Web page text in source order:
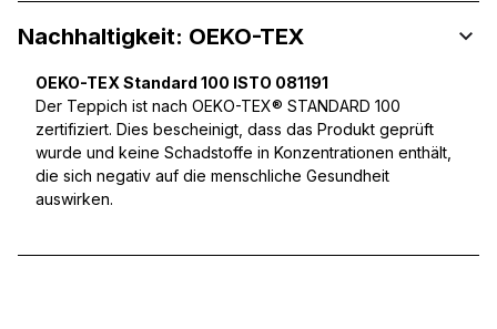
Nachhaltigkeit: OEKO-TEX
OEKO-TEX Standard 100 ISTO 081191
Der Teppich ist nach OEKO-TEX® STANDARD 100
zertifiziert. Dies bescheinigt, dass das Produkt geprüft
wurde und keine Schadstoffe in Konzentrationen enthält,
die sich negativ auf die menschliche Gesundheit
auswirken.